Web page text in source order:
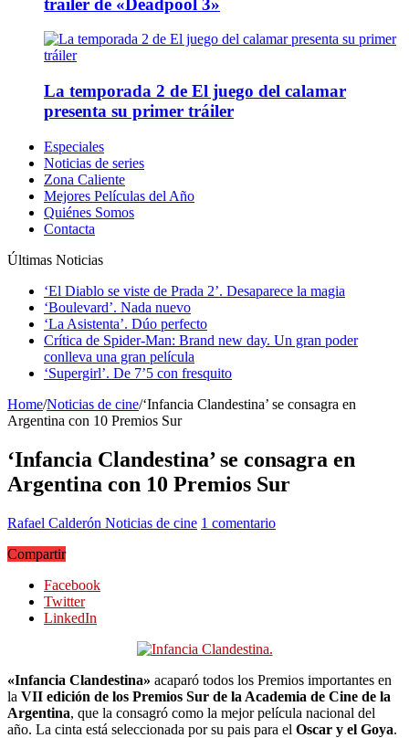
La temporada 2 de El juego del calamar
presenta su primer tráiler
Especiales
Noticias de series
Zona Caliente
Mejores Películas del Año
Quiénes Somos
Contacta
Últimas Noticias
‘El Diablo se viste de Prada 2’. Desaparece la magia
‘Boulevard’. Nada nuevo
‘La Asistenta’. Dúo perfecto
Crítica de Spider-Man: Brand new day. Un gran poder
conlleva una gran película
‘Supergirl’. De 7’5 con fresquito
Home/Noticias de cine/‘Infancia Clandestina’ se consagra en
Argentina con 10 Premios Sur
‘Infancia Clandestina’ se consagra en
Argentina con 10 Premios Sur
Rafael Calderón Noticias de cine 1 comentario
Compartir
Facebook
Twitter
LinkedIn
«Infancia Clandestina» acaparó todos los Premios importantes en
la VII edición de los Premios Sur de la Academia de Cine de la
Argentina, que la consagró como la mejor película nacional del
año. La cinta está seleccionada por su pais para el Oscar y el Goya.